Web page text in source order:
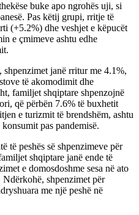
buke apo ngrohës uji, si
Pas këtij grupi, rritje të
(+5.2%) dhe veshjet e këpucët
e çmimeve ashtu edhe
shpenzimet janë rritur me 4.1%,
të akomodimit dhe
familjet shqiptare shpenzojnë
që përbën 7.6% të buxhetit
e turizmit të brendshëm, ashtu
pas pandemisë.
të peshës së shpenzimeve për
shqiptare janë ende të
e domosdoshme sesa në ato
shpenzimet për
me një peshë në